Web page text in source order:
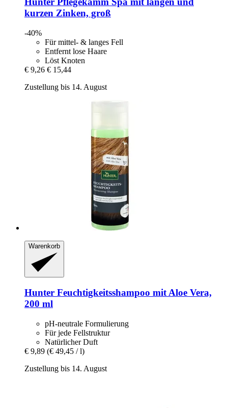
kurzen Zinken, groß
-40%
Für mittel- & langes Fell
Entfernt lose Haare
Löst Knoten
€ 9,26 € 15,44
Zustellung bis 14. August
Warenkorb
Hunter Feuchtigkeitsshampoo mit Aloe Vera,
200 ml
pH-neutrale Formulierung
Für jede Fellstruktur
Natürlicher Duft
€ 9,89 (€ 49,45 / l)
Zustellung bis 14. August